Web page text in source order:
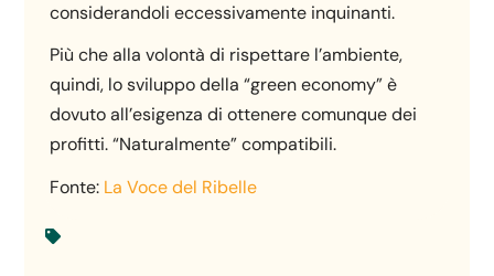
considerandoli eccessivamente inquinanti.
Più che alla volontà di rispettare l’ambiente,
quindi, lo sviluppo della “green economy” è
dovuto all’esigenza di ottenere comunque dei
profitti. “Naturalmente” compatibili.
Fonte: La Voce del Ribelle
